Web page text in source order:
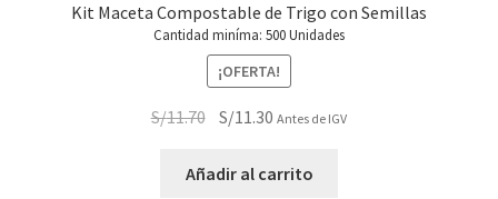
Kit Maceta Compostable de Trigo con Semillas
Cantidad miníma: 500 Unidades
¡OFERTA!
S/11.70 El
original
S/11.30 El
actual
Antes de IGV
Añadir al carrito